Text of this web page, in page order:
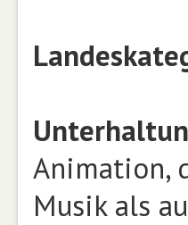
Animation,
Musik als